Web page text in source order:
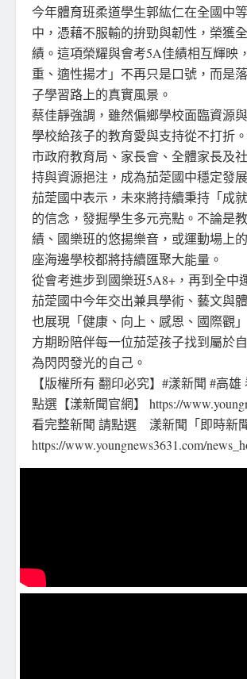
今年體育班柔道學生郭紘仁在全國中
中，憑藉不服輸的拚勁與韌性，榮獲
績。這項榮耀與會考5A佳績相互輝映
重、適性揚才」不再只是口號，而是
子學習路上的真實風景。
蔡佳靜強調，雖然偏鄉學校面臨資源
學校給孩子的教育愛與支持從不打折
市政府教育局、家長會、全體家長及
持與資源挹注，成為茄萣國中穩定發
茄萣國中表示，未來將持續秉持「成就
的信念，發掘學生多元亮點。不論是
績、國樂班的悠揚樂音，或運動場上
座海邊學校都將持續匯聚大能量。
從會考進步到國樂班5A8+，再到全中
茄萣國中今年交出兼具學術、藝文與
也展現「健康、向上、感恩、國際觀
方期盼陪伴每一位茄萣孩子找到屬於
為閃閃發光的自己。
【版權所有 翻印必究】#漾新聞 #高
點選【漾新聞官網】 https://
看完整新聞 請點選 漾新聞「即時新
https://www.youngnews3631.com/